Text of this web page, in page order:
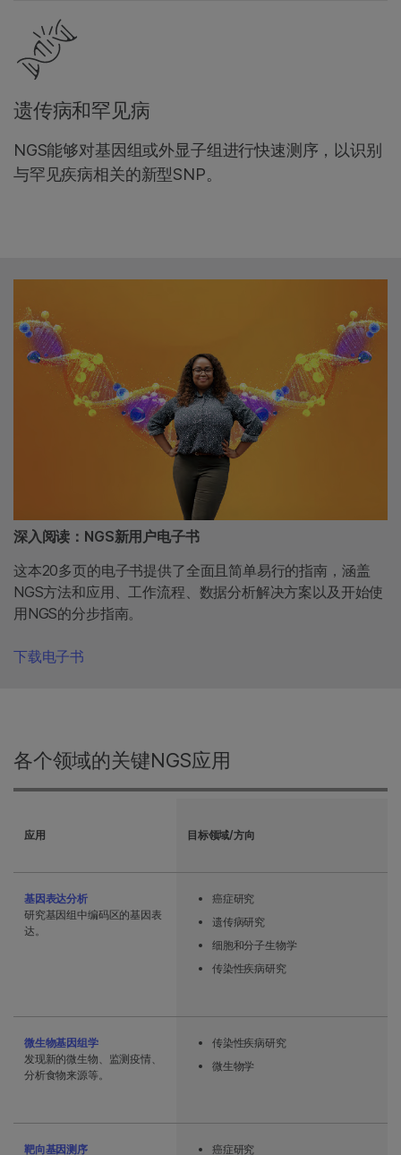
遗传病和罕见病
NGS能够对基因组或外显子组进行快速测序，以识别
与罕见疾病相关的新型SNP。
深入阅读：NGS新用户电子书
这本20多页的电子书提供了全面且简单易行的指南，涵盖
NGS方法和应用、工作流程、数据分析解决方案以及开始使
用NGS的分步指南。
下载电子书
各个领域的关键NGS应用
应用 目标领域/方向
基因表达分析
研究基因组中编码区的基因表
达。
癌症研究
遗传病研究
细胞和分子生物学
传染性疾病研究
微生物基因组学
发现新的微生物、监测疫情、
分析食物来源等。
传染性疾病研究
微生物学
靶向基因测序 癌症研究